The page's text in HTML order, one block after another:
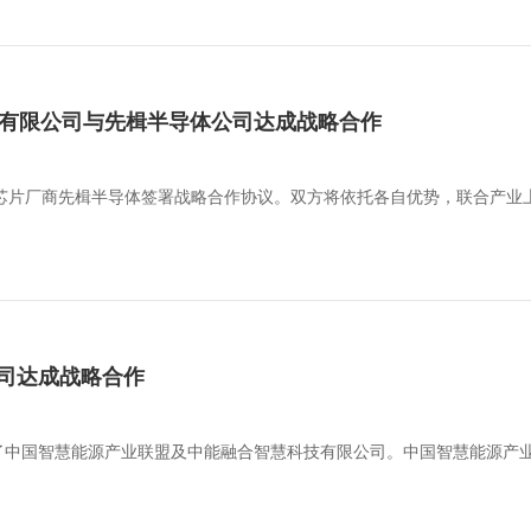
限公司与先楫半导体公司达成战略合作
厂商先楫半导体签署战略合作协议。双方将依托各自优势，联合产
达成战略合作
国智慧能源产业联盟及中能融合智慧科技有限公司。中国智慧能源产